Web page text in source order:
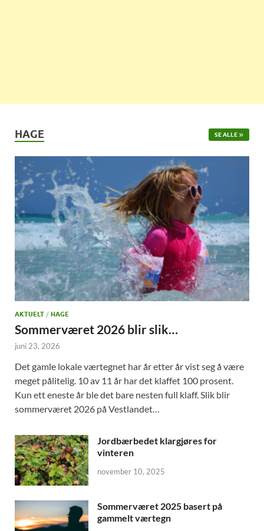
HAGE SE ALLE
AKTUELT / HAGE
Sommerværet 2026 blir slik…
juni 23, 2026
Det gamle lokale værtegnet har år etter år vist seg å være
meget pålitelig. 10 av 11 år har det klaffet 100 prosent.
Kun ett eneste år ble det bare nesten full klaff. Slik blir
sommerværet 2026 på Vestlandet…
Jordbærbedet klargjøres for
vinteren
november 10, 2025
Sommerværet 2025 basert på
gammelt værtegn